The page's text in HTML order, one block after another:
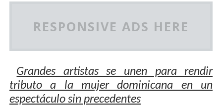
RESPONSIVE ADS HERE
Grandes artistas se unen para rendir
tributo a la mujer dominicana en un
espectáculo sin precedentes